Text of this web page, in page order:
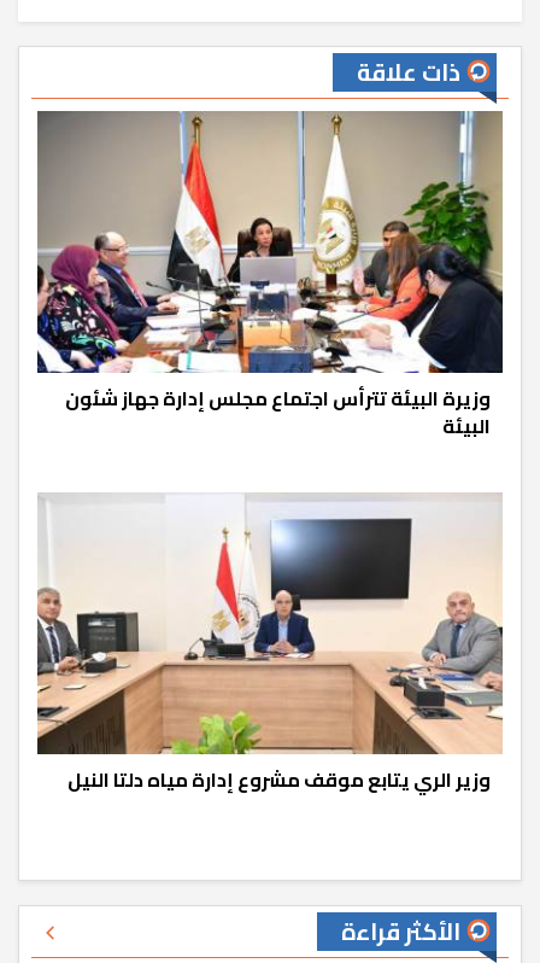
ذات علاقة
وزيرة البيئة تترأس اجتماع مجلس إدارة جهاز شئون
البيئة
وزير الري يتابع موقف مشروع إدارة مياه دلتا النيل
الأكثر قراءة